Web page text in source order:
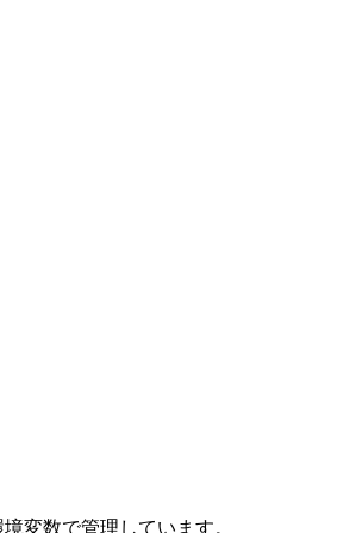
変数で管理しています。